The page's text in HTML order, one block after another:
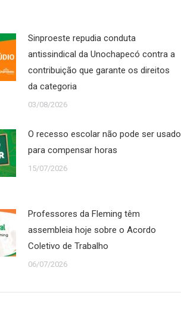
Sinproeste repudia conduta
antissindical da Unochapecó contra a
contribuição que garante os direitos
da categoria
03/08/2026
O recesso escolar não pode ser usado
para compensar horas
15/07/2026
Professores da Fleming têm
assembleia hoje sobre o Acordo
Coletivo de Trabalho
06/07/2026